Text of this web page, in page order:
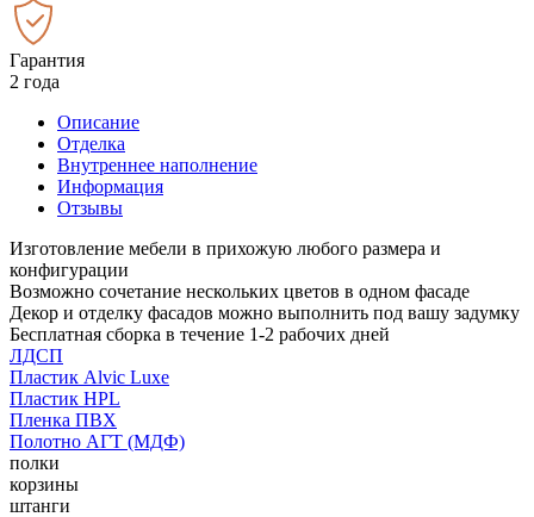
Гарантия
2 года
Описание
Отделка
Внутреннее наполнение
Информация
Отзывы
Изготовление мебели в прихожую любого размера и
конфигурации
Возможно сочетание нескольких цветов в одном фасаде
Декор и отделку фасадов можно выполнить под вашу задумку
Бесплатная сборка в течение 1-2 рабочих дней
ЛДСП
Пластик Alvic Luxe
Пластик HPL
Пленка ПВХ
Полотно АГТ (МДФ)
полки
корзины
штанги